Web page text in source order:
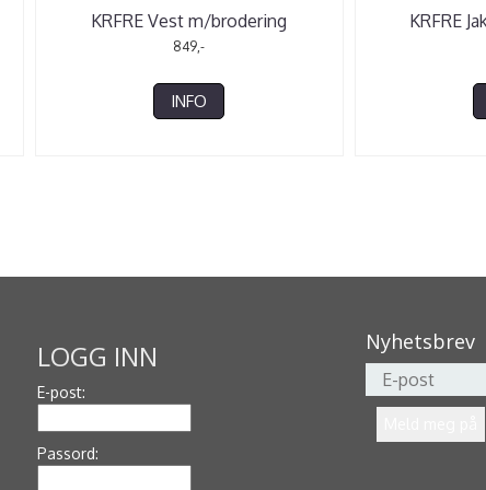
KRFRE Vest m/brodering
849,-
INFO
KRFRE
LOGG INN
E-post:
Passord:
Nyhetsbrev